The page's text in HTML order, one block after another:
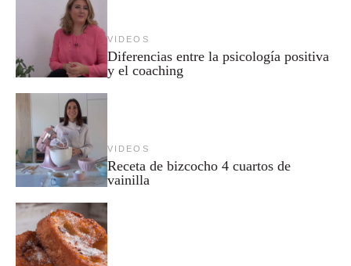
VIDEOS
Diferencias entre la psicología positiva
y el coaching
VIDEOS
Receta de bizcocho 4 cuartos de
vainilla